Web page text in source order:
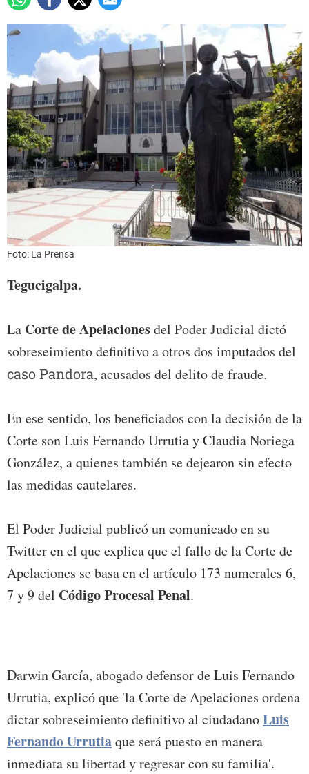
Foto: La Prensa
Tegucigalpa.
La Corte de Apelacionesdel Poder Judicial dictó
sobreseimiento definitivo a otros dos imputados del
caso Pandora, acusados del delito de fraude.
En ese sentido, los beneficiados con la decisión de la
Corte son Luis Fernando Urrutia y Claudia Noriega
González, a quienes también se dejearon sin efecto
las medidas cautelares.
El Poder Judicial publicó un comunicado en su
Twitter en el que explica que el fallo de la Corte de
Apelaciones se basa en el artículo 173 numerales 6,
7 y 9 del Código Procesal Penal.
Darwin García, abogado defensor de Luis Fernando
Urrutia, explicó que 'la Corte de Apelaciones ordena
dictar sobreseimiento definitivo al ciudadanoLuis
Fernando Urrutiaque será puesto en manera
inmediata su libertad y regresar con su familia'.